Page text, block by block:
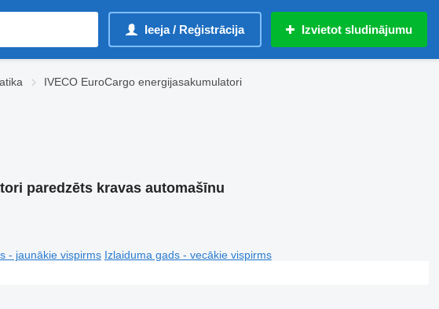
Ieeja / Reģistrācija Izvietot sludinājumu
IVECO EuroCargo energijasakumulatori
paredzēts kravas automašīnu
- jaunākie vispirms Izlaiduma gads - vecākie vispirms